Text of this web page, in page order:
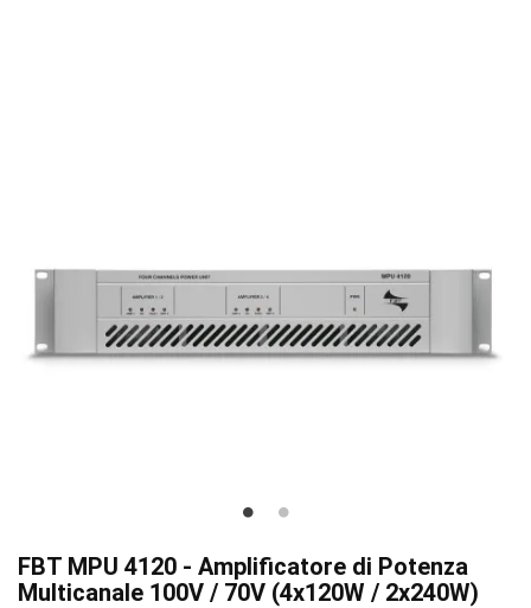
FBT MPU 4120 - Amplificatore di Potenza
Multicanale 100V / 70V (4x120W / 2x240W)